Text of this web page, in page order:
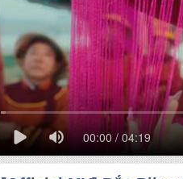
00:00 / 04:19